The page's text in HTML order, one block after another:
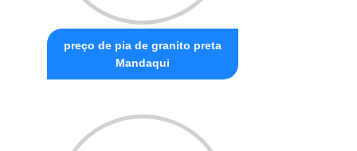
preço de pia de granito preta
Mandaqui